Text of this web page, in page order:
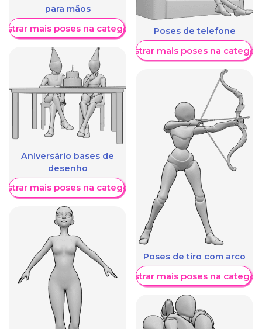
para mãos
mais poses na categoria
Aniversário bases de
desenho
mais poses na categoria
Poses de telefone
Mostrar mais poses na
Poses de tiro com arco
Mostrar mais poses na